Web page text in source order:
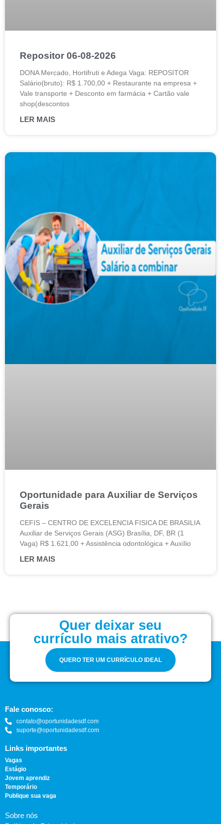
Repositor 06-08-2026
DONA Mercado, Hortifruti e Adega Vaga: REPOSITOR
Salário(bruto): R$ 1.700,00 + Restaurante na empresa +
Vale transporte + Desconto em farmácia + Cartão vale
shop(descontos
LER MAIS
Oportunidade para Auxiliar de Serviços
Gerais
CEFIS – CENTRO DE EXCELENCIA FISICA DE BRASILIA
Auxiliar de Serviços Gerais (ASG) Brasília, DF, BR (1
Vaga) R$ 1.621,00 + Assistência odontológica + Auxílio
LER MAIS
Quer deixar seu
currículo mais atrativo?
QUERO TER UM CURRÍCULO IDEAL
Fale conosco:
contato@oportunidadesdf.com
suporte@oportunidadesdf.com
Links importantes
Vagas
Estágio
Jovem aprendiz
Temporário
Publique sua vaga
Sobre nós